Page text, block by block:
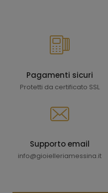
Pagamenti sicuri
Protetti da certificato SSL
Supporto email
info@gioielleriamessina.it